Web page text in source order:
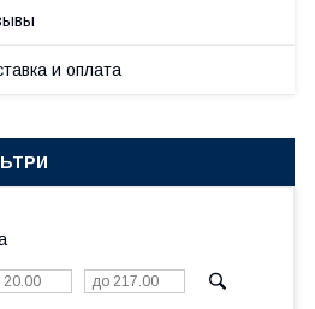
и оплата